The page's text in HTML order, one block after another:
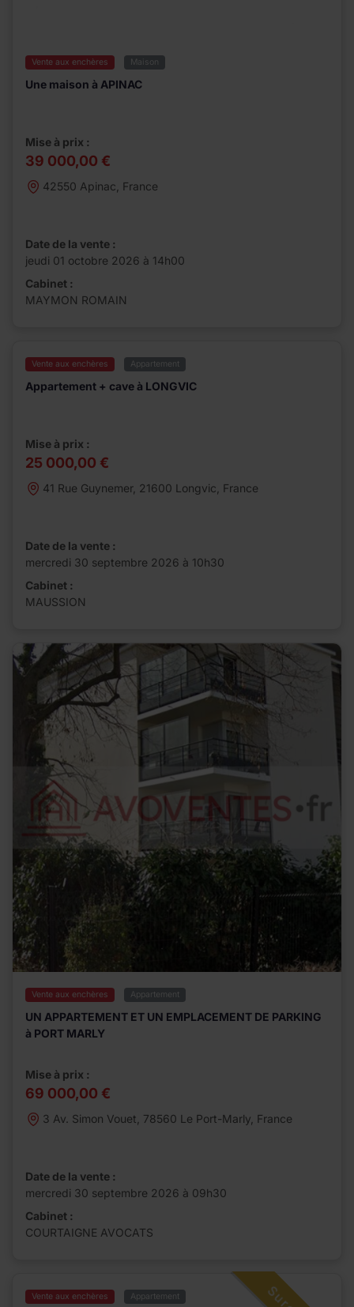
Vente aux enchères Maison
Une maison à APINAC
Mise à prix :
39 000,00 €
42550 Apinac, France
Date de la vente :
jeudi 01 octobre 2026 à 14h00
Cabinet :
MAYMON ROMAIN
Vente aux enchères Appartement
Appartement + cave à LONGVIC
Mise à prix :
25 000,00 €
41 Rue Guynemer, 21600 Longvic, France
Date de la vente :
mercredi 30 septembre 2026 à 10h30
Cabinet :
MAUSSION
Vente aux enchères Appartement
UN APPARTEMENT ET UN EMPLACEMENT DE PARKING
à PORT MARLY
Mise à prix :
69 000,00 €
3 Av. Simon Vouet, 78560 Le Port-Marly, France
Date de la vente :
mercredi 30 septembre 2026 à 09h30
Cabinet :
COURTAIGNE AVOCATS
Vente aux enchères Appartement